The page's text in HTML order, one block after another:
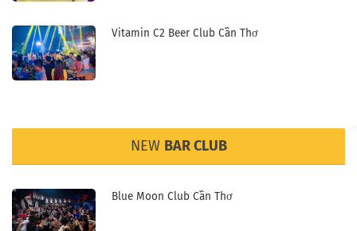
Vitamin C2 Beer Club Cần Thơ
NEW BAR CLUB
Blue Moon Club Cần Thơ